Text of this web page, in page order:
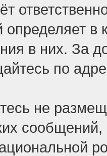
в
в них. За
по
не